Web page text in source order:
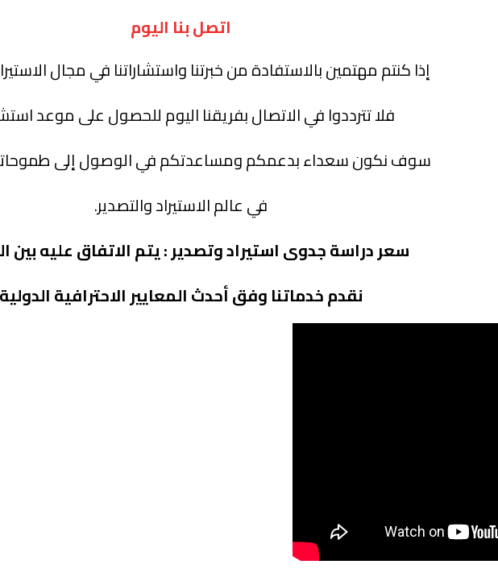
اتصل بنا اليوم
إذا كنتم مهتمين بالاستفادة من خبرتنا واستشاراتنا في مجال
فلا تترددوا في الاتصال بفريقنا اليوم للحصول على موعد
سوف نكون سعداء بدعمكم ومساعدتكم في الوصول إلى
في عالم الاستيراد والتصدير.
سعردراسة جدوى استيراد وتصدير: يتم الاتفاق عليه بين
نقدم خدماتنا وفق أحدث المعايير الاحترافية